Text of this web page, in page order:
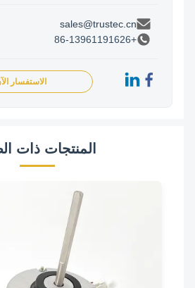
sales@trustec.cn
الاستفسار الآن
المنتجات ذات الصلة